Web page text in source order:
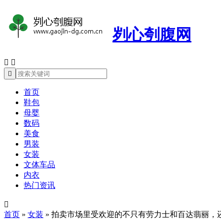
刿心刳腹网
 

首页
鞋包
母婴
数码
美食
男装
女装
文体车品
内衣
热门资讯

首页 » 女装 » 拍卖市场里受欢迎的不只有劳力士和百达翡丽，